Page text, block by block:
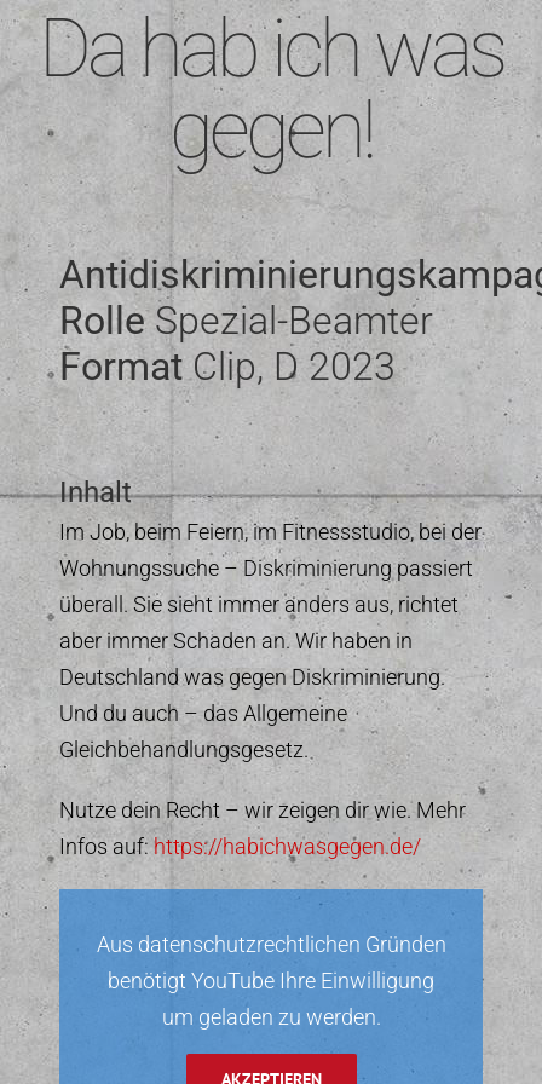
Da hab ich was
gegen!
Rolle Spezial-Beamter
Format Clip, D 2023
Inhalt
Im Job, beim Feiern, im Fitnessstudio, bei der
Wohnungssuche – Diskriminierung passiert
überall. Sie sieht immer anders aus, richtet
aber immer Schaden an. Wir haben in
Deutschland was gegen Diskriminierung.
Und du auch – das Allgemeine
Gleichbehandlungsgesetz.
Nutze dein Recht – wir zeigen dir wie. Mehr
Infos auf:https://habichwasgegen.de/
Aus datenschutzrechtlichen Gründen
benötigt YouTube Ihre Einwilligung
um geladen zu werden.
AKZEPTIEREN